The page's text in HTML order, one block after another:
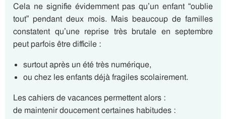
Cela ne signifie évidemment pas qu’un enfant “oublie
tout” pendant deux mois. Mais beaucoup de familles
constatent qu’une reprise très brutale en septembre
peut parfois être difficile :
surtout après un été très numérique,
ou chez les enfants déjà fragiles scolairement.
Les cahiers de vacances permettent alors :
de maintenir doucement certaines habitudes :